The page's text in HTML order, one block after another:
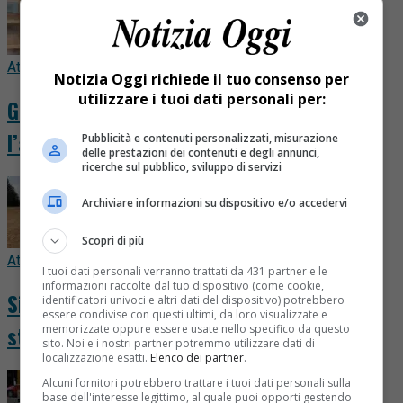
Attualità
Gattina salvata in strada a Varallo:
l’appello contro l’abbandono di animali
Attualità
Siccità senza tregua, Gattinara chiede lo
stato di calamità naturale
Notizia Oggi richiede il tuo consenso per
utilizzare i tuoi dati personali per:
Pubblicità e contenuti personalizzati, misurazione
delle prestazioni dei contenuti e degli annunci,
ricerche sul pubblico, sviluppo di servizi
Archiviare informazioni su dispositivo e/o accedervi
Scopri di più
I tuoi dati personali verranno trattati da 431 partner e le
informazioni raccolte dal tuo dispositivo (come cookie,
identificatori univoci e altri dati del dispositivo) potrebbero
essere condivise con questi ultimi, da loro visualizzate e
memorizzate oppure essere usate nello specifico da questo
sito. Noi e i nostri partner potremmo utilizzare dati di
localizzazione esatti. Elenco dei partner.
Alcuni fornitori potrebbero trattare i tuoi dati personali sulla
base dell'interesse legittimo, al quale puoi opporti gestendo